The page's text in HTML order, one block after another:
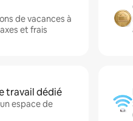
de vacances à
et frais
travail dédié
espace de